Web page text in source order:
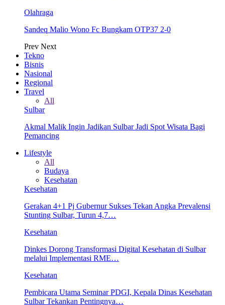
Olahraga
Sandeq Malio Wono Fc Bungkam OTP37 2-0
Prev Next
Tekno
Bisnis
Nasional
Regional
Travel
All
Sulbar
Akmal Malik Ingin Jadikan Sulbar Jadi Spot Wisata Bagi
Pemancing
Lifestyle
All
Budaya
Kesehatan
Kesehatan
Gerakan 4+1 Pj Gubernur Sukses Tekan Angka Prevalensi
Stunting Sulbar, Turun 4,7…
Kesehatan
Dinkes Dorong Transformasi Digital Kesehatan di Sulbar
melalui Implementasi RME…
Kesehatan
Pembicara Utama Seminar PDGI, Kepala Dinas Kesehatan
Sulbar Tekankan Pentingnya…